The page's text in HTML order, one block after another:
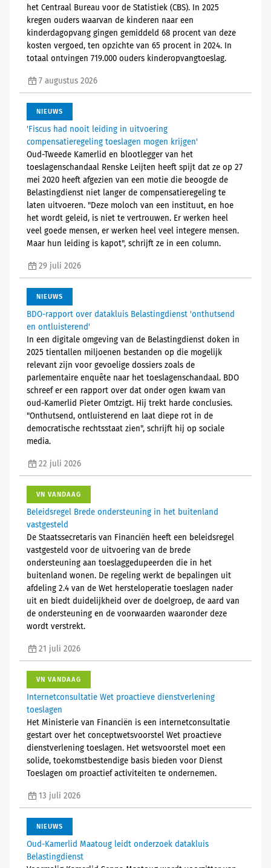
het Centraal Bureau voor de Statistiek (CBS). In 2025
kregen ouders waarvan de kinderen naar een
kinderdagopvang gingen gemiddeld 68 procent van deze
kosten vergoed, ten opzichte van 65 procent in 2024. In
totaal ontvingen 719.000 ouders kinderopvangtoeslag.
7 augustus 2026
NIEUWS
'Fiscus had nooit leiding in uitvoering
compensatieregeling toeslagen mogen krijgen'
Oud-Tweede Kamerlid en blootlegger van het
toeslagenschandaal Renske Leijten heeft spijt dat ze op 27
mei 2020 heeft afgezien van een motie die beoogde de
Belastingdienst niet langer de compensatieregeling te
laten uitvoeren. "Deze moloch van een instituut, en hoe
het wordt geleid, is niet te vertrouwen. Er werken heel
veel goede mensen, er werken heel veel integere mensen.
Maar hun leiding is kapot", schrijft ze in een column.
29 juli 2026
NIEUWS
BDO-rapport over datakluis Belastingdienst 'onthutsend
en ontluisterend'
In een digitale omgeving van de Belastingdienst doken in
2025 tientallen miljoenen bestanden op die mogelijk
relevant zijn voor gevoelige dossiers zoals de
parlementaire enquête naar het toeslagenschandaal. BDO
schreef er een rapport over dat onder ogen kwam van
oud-Kamerlid Pieter Omtzigt. Hij trekt harde conclusies.
"Onthutsend, ontluisterend en laat diepe rot in de
democratische rechtsstaat zien", schrijft hij op sociale
media.
22 juli 2026
VN VANDAAG
Beleidsregel Brede ondersteuning in het buitenland
vastgesteld
De Staatssecretaris van Financiën heeft een beleidsregel
vastgesteld voor de uitvoering van de brede
ondersteuning aan toeslaggedupeerden die in het
buitenland wonen. De regeling werkt de bepalingen uit
afdeling 2.4 van de Wet hersteloperatie toeslagen nader
uit en biedt duidelijkheid over de doelgroep, de aard van
de ondersteuning en de voorwaarden waaronder deze
wordt verstrekt.
21 juli 2026
VN VANDAAG
Internetconsultatie Wet proactieve dienstverlening
toeslagen
Het Ministerie van Financiën is een internetconsultatie
gestart over het conceptwetsvoorstel Wet proactieve
dienstverlening toeslagen. Het wetsvoorstel moet een
solide, toekomstbestendige basis bieden voor Dienst
Toeslagen om proactief activiteiten te ondernemen.
13 juli 2026
NIEUWS
Oud-Kamerlid Maatoug leidt onderzoek datakluis
Belastingdienst